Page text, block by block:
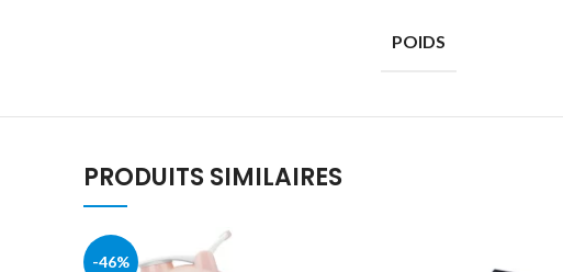
POIDS
PRODUITS SIMILAIRES
-46%